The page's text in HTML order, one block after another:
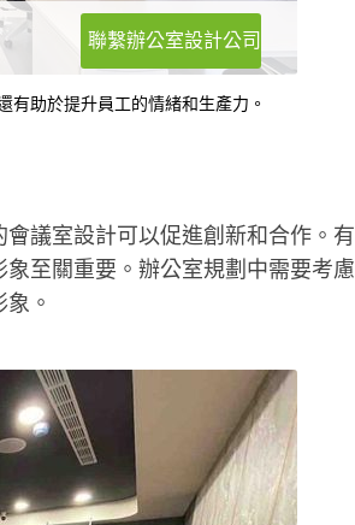
聯繫辦公室設計公司
助於提升員工的情緒和生產力。
議室設計可以促進創新和合作。有
至關重要。辦公室規劃中需要考慮
。